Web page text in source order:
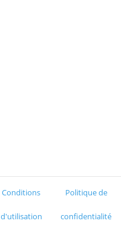
Conditions
d'utilisation
Politique de
confidentialité